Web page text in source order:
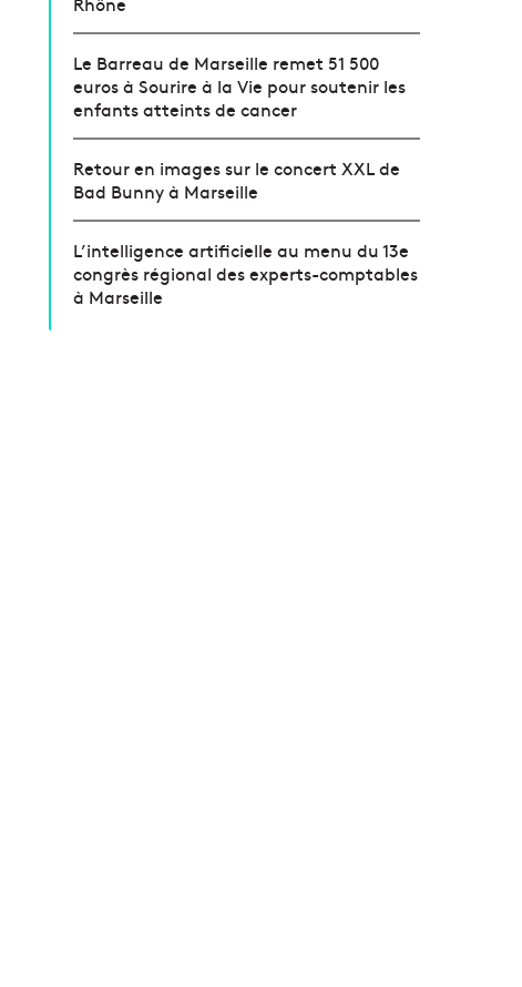
Le Barreau de Marseille remet 51 500
euros à Sourire à la Vie pour soutenir les
enfants atteints de cancer
Retour en images sur le concert XXL de
Bad Bunny à Marseille
L’intelligence artificielle au menu du 13e
congrès régional des experts-comptables
à Marseille